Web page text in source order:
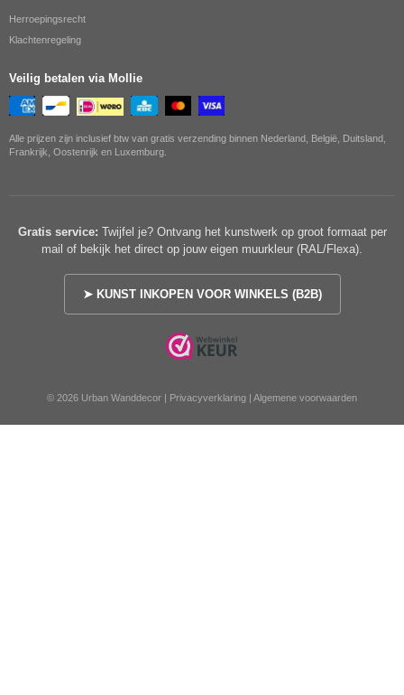
Herroepingsrecht
Klachtenregeling
Veilig betalen via Mollie
Alle prijzen zijn inclusief btw van gratis verzending binnen Nederland, België, Duitsland,
Frankrijk, Oostenrijk en Luxemburg.
Gratis service: Twijfel je? Ontvang het kunstwerk op groot formaat per
mail of bekijk het direct op jouw eigen muurkleur (RAL/Flexa).
➤ KUNST INKOPEN VOOR WINKELS (B2B)
© 2026 Urban Wanddecor | Privacyverklaring | Algemene voorwaarden